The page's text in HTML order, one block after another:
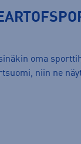
oma
niin ne